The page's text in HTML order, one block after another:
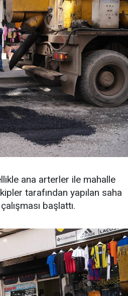
ana arterler ile mahalle
tarafından yapılan saha
başlattı.